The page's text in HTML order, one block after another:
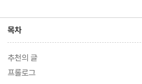
복은 곁에서 점점 더 멀어진다. 의사이자
복’에 대해 재정의하고, 누구보다 행복하기
은 이들에게 행복의 비밀을 알려주고 있다.
있었던 행복에 관해 바로잡아 보자.
목차
추천의 글
프롤로그